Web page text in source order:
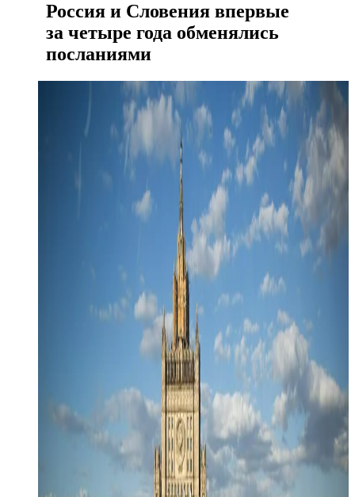
Россия и Словения впервые
за четыре года обменялись
посланиями